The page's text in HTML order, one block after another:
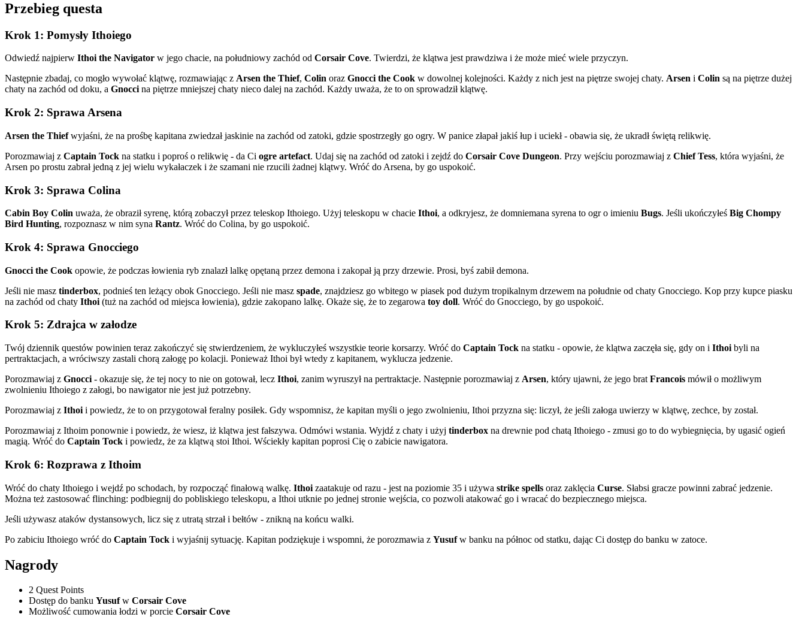
Przebieg questa
Krok 1: Pomysły Ithoiego
Odwiedź najpierw Ithoi the Navigator w jego chacie, na południowy zachód od Corsair Cove. Twierdzi, że klątwa jest prawdziwa i że może mieć wiele przyczyn.
Następnie zbadaj, co mogło wywołać klątwę, rozmawiając z Arsen the Thief, Colin oraz Gnocci the Cook w dowolnej kolejności. Każdy z nich jest na piętrze swojej chaty. Arsen i Colin są na piętrze dużej
chaty na zachód od doku, a Gnoccina piętrze mniejszej chaty nieco dalej na zachód. Każdy uważa, że to on sprowadził klątwę.
Krok 2: Sprawa Arsena
Arsen the Thiefwyjaśni, że na prośbę kapitana zwiedzał jaskinie na zachód od zatoki, gdzie spostrzegły go ogry. W panice złapał jakiś łup i uciekł - obawia się, że ukradł świętą relikwię.
Porozmawiaj z Captain Tock na statku i poproś o relikwię - da Ci ogre artefact. Udaj się na zachód od zatoki i zejdź do Corsair Cove Dungeon. Przy wejściu porozmawiaj z Chief Tess, która wyjaśni, że
Arsen po prostu zabrał jedną z jej wielu wykałaczek i że szamani nie rzucili żadnej klątwy. Wróć do Arsena, by go uspokoić.
Krok 3: Sprawa Colina
Cabin Boy Colin uważa, że obraził syrenę, którą zobaczył przez teleskop Ithoiego. Użyj teleskopu w chacie Ithoi, a odkryjesz, że domniemana syrena to ogr o imieniu Bugs. Jeśli ukończyłeś Big Chompy
Bird Hunting, rozpoznasz w nim syna Rantz. Wróć do Colina, by go uspokoić.
Krok 4: Sprawa Gnocciego
Gnocci the Cook opowie, że podczas łowienia ryb znalazł lalkę opętaną przez demona i zakopał ją przy drzewie. Prosi, byś zabił demona.
Jeśli nie masz tinderbox, podnieś ten leżący obok Gnocciego. Jeśli nie masz spade, znajdziesz go wbitego w piasek pod dużym tropikalnym drzewem na południe od chaty Gnocciego. Kop przy kupce piasku
na zachód od chaty Ithoi (tuż na zachód od miejsca łowienia), gdzie zakopano lalkę. Okaże się, że to zegarowa toy doll. Wróć do Gnocciego, by go uspokoić.
Krok 5: Zdrajca w załodze
Twój dziennik questów powinien teraz zakończyć się stwierdzeniem, że wykluczyłeś wszystkie teorie korsarzy. Wróć do Captain Tock na statku - opowie, że klątwa zaczęła się, gdy on i Ithoi byli na
pertraktacjach, a wróciwszy zastali chorą załogę po kolacji. Ponieważ Ithoi był wtedy z kapitanem, wyklucza jedzenie.
Porozmawiaj z Gnocci - okazuje się, że tej nocy to nie on gotował, lecz Ithoi, zanim wyruszył na pertraktacje. Następnie porozmawiaj z Arsen, który ujawni, że jego brat Francois mówił o możliwym
zwolnieniu Ithoiego z załogi, bo nawigator nie jest już potrzebny.
Porozmawiaj z Ithoi i powiedz, że to on przygotował feralny posiłek. Gdy wspomnisz, że kapitan myśli o jego zwolnieniu, Ithoi przyzna się: liczył, że jeśli załoga uwierzy w klątwę, zechce, by został.
Porozmawiaj z Ithoim ponownie i powiedz, że wiesz, iż klątwa jest fałszywa. Odmówi wstania. Wyjdź z chaty i użyj tinderbox na drewnie pod chatą Ithoiego - zmusi go to do wybiegnięcia, by ugasić ogień
magią. Wróć do Captain Tock i powiedz, że za klątwą stoi Ithoi. Wściekły kapitan poprosi Cię o zabicie nawigatora.
Krok 6: Rozprawa z Ithoim
Wróć do chaty Ithoiego i wejdź po schodach, by rozpocząć finałową walkę. Ithoi zaatakuje od razu - jest na poziomie 35 i używa strike spells oraz zaklęcia Curse. Słabsi gracze powinni zabrać jedzenie.
Można też zastosować flinching: podbiegnij do pobliskiego teleskopu, a Ithoi utknie po jednej stronie wejścia, co pozwoli atakować go i wracać do bezpiecznego miejsca.
Jeśli używasz ataków dystansowych, licz się z utratą strzał i bełtów - znikną na końcu walki.
Po zabiciu Ithoiego wróć do Captain Tock i wyjaśnij sytuację. Kapitan podziękuje i wspomni, że porozmawia z Yusufw banku na północ od statku, dając Ci dostęp do banku w zatoce.
Nagrody
2 Quest Points
Dostęp do banku Yusufw Corsair Cove
Możliwość cumowania łodzi w porcie Corsair Cove